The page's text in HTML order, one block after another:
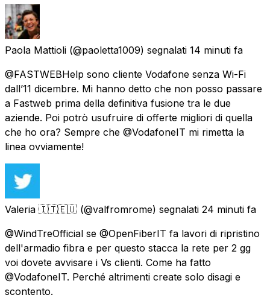
Paola Mattioli (@paoletta1009) segnalati 14 minuti fa
@FASTWEBHelp sono cliente Vodafone senza Wi-Fi
dall’11 dicembre. Mi hanno detto che non posso passare
a Fastweb prima della definitiva fusione tra le due
aziende. Poi potrò usufruire di offerte migliori di quella
che ho ora? Sempre che @VodafoneIT mi rimetta la
linea ovviamente!
Valeria 🇮🇹🇪🇺 (@valfromrome) segnalati 24 minuti fa
@WindTreOfficial se @OpenFiberIT fa lavori di ripristino
dell'armadio fibra e per questo stacca la rete per 2 gg
voi dovete avvisare i Vs clienti. Come ha fatto
@VodafoneIT. Perché altrimenti create solo disagi e
scontento.